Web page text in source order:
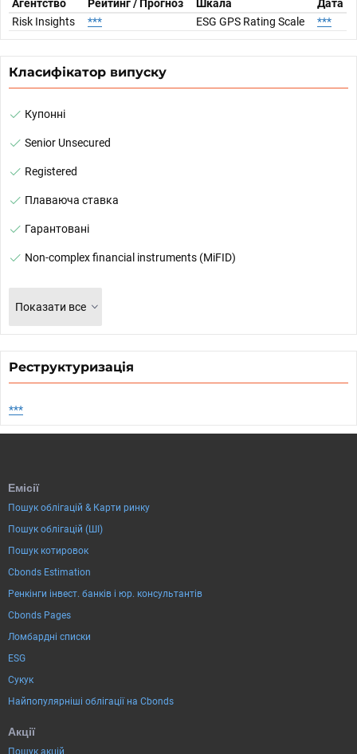
Агентство
Рейтинг / Прогноз Шкала
Дата
Risk Insights
*** ESG GPS Rating Scale ***
Класифікатор випуску
Купонні
Senior Unsecured
Registered
Плаваюча ставка
Гарантовані
Non-complex financial instruments (MiFID)
Показати все
Реструктуризація
***
Емісії
Пошук облігацій & Карти ринку
Пошук облігацій (ШІ)
Пошук котировок
Cbonds Estimation
Ренкінги інвест. банків і юр. консультантів
Cbonds Pages
Ломбардні списки
ESG
Сукук
Найпопулярніші облігації на Cbonds
Акції
Пошук акцій